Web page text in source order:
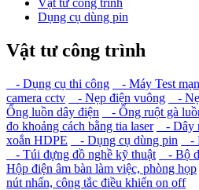
Vật tư công trình
Dụng cụ dùng pin
Vật tư công trình
- Dụng cụ thi công
- Máy Test
camera cctv
- Nẹp điện vuông -
Ống luồn dây điện
- Ống ruột gà
đo khoảng cách bằng tia laser
- Dây
xoắn HDPE
- Dụng cụ dùng pin
-
- Túi đựng đồ nghề kỹ thuật
- Bộ
Hộp điện âm bàn làm việc, phòng họp
nút nhấn, công tắc điều khiển on off